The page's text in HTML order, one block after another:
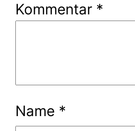
Kommentar *
Name *